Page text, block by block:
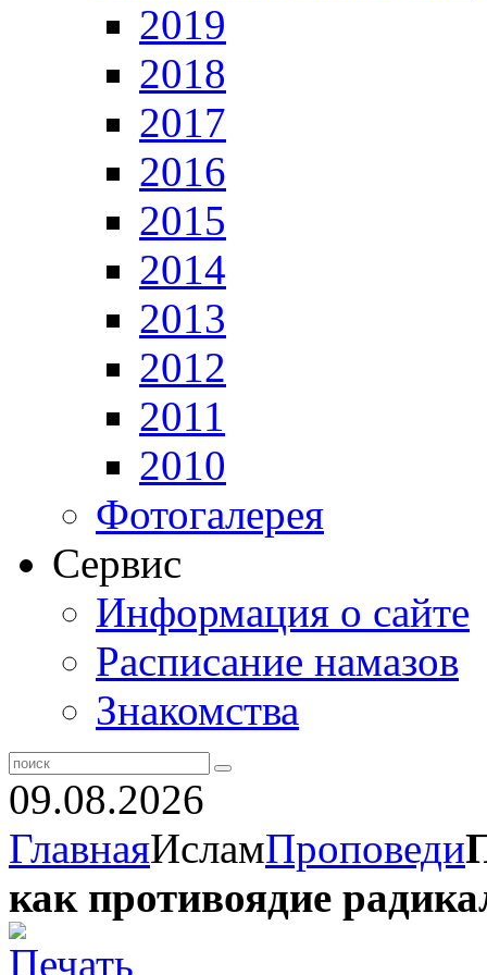
2019
2018
2017
2016
2015
2014
2013
2012
2011
2010
Фотогалерея
Сервис
Информация о сайте
Расписание намазов
Знакомства
09.08.2026
ГлавнаяИсламПроповеди
как противоядие